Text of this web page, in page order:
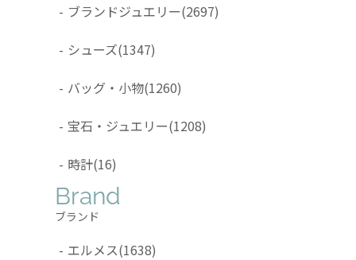
- ブランドジュエリー(2697)
- シューズ(1347)
- バッグ・小物(1260)
- 宝石・ジュエリー(1208)
- 時計(16)
Brand
ブランド
- エルメス(1638)